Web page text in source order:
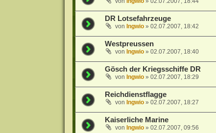
DR Lotsefahrzeuge
von Ingwio» 02.07.2007, 18:42
Westpreussen
von Ingwio» 02.07.2007, 18:40
Gösch der Kriegsschiffe DR
von Ingwio» 02.07.2007, 18:29
Reichdienstflagge
von Ingwio» 02.07.2007, 18:27
Kaiserliche Marine
von Ingwio» 02.07.2007, 09:56